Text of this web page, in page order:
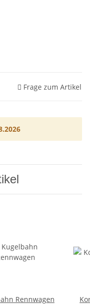
Frage zum Artikel
Rennwagen